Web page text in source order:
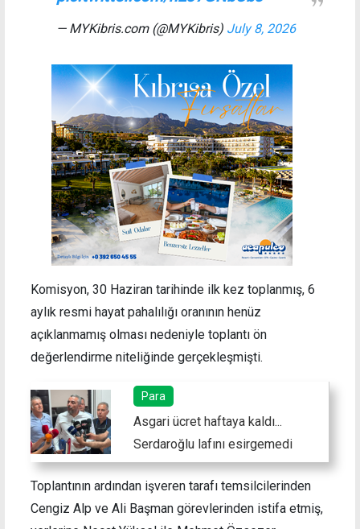
— MYKibris.com (@MYKibris) July 8, 2026
Komisyon, 30 Haziran tarihinde ilk kez toplanmış, 6
aylık resmi hayat pahalılığı oranının henüz
açıklanmamış olması nedeniyle toplantı ön
değerlendirme niteliğinde gerçekleşmişti.
Para
Asgari ücret haftaya kaldı...
Serdaroğlu lafını esirgemedi
Toplantının ardından işveren tarafı temsilcilerinden
Cengiz Alp ve Ali Başman görevlerinden istifa etmiş,